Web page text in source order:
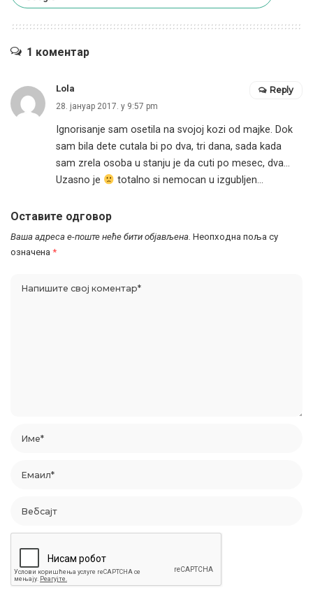
1 коментар
Lola
28. јануар 2017. у 9:57 pm
Ignorisanje sam osetila na svojoj kozi od majke. Dok
sam bila dete cutala bi po dva, tri dana, sada kada
sam zrela osoba u stanju je da cuti po mesec, dva…
Uzasno je
totalno si nemocan u izgubljen…
Reply
Оставите одговор
Ваша адреса е-поште неће бити објављена. Неопходна поља су
означена *